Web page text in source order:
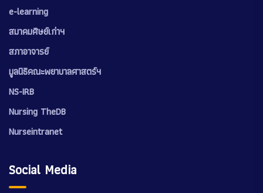
e-learning
สมาคมศิษย์เก่าฯ
สภาอาจารย์
มูลนิธิคณะพยาบาลศาสตร์ฯ
NS-IRB
Nursing TheDB
Nurseintranet
Social Media